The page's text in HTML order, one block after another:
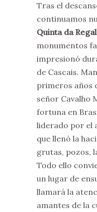
Tras el
continuamos
Quinta da
monumentos
impresionó
de Cascais.
primeros años
señor Cavalho
fortuna en
liderado por el
que llenó la
grutas, pozos,
Todo ello
un lugar de
llamará la
amantes de la